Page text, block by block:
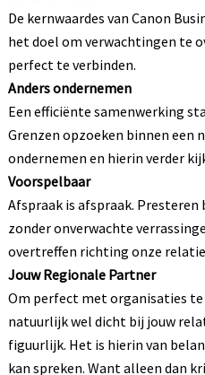
De kernwaardes van Canon
het doel om verwachtingen te
perfect te verbinden.
Anders ondernemen
Een efficiënte samenwerking
Grenzen opzoeken binnen een
ondernemen en hierin verder
Voorspelbaar
Afspraak is afspraak. Presteren
zonder onverwachte
overtreffen richting onze
Jouw Regionale Partner
Om perfect met organisaties te
natuurlijk wel dicht bij jouw
figuurlijk. Het is hierin van
kan spreken. Want alleen dan